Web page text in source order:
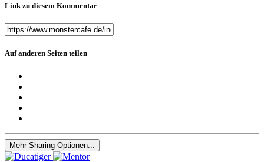
Link zu diesem Kommentar
Auf anderen Seiten teilen
Mehr Sharing-Optionen...